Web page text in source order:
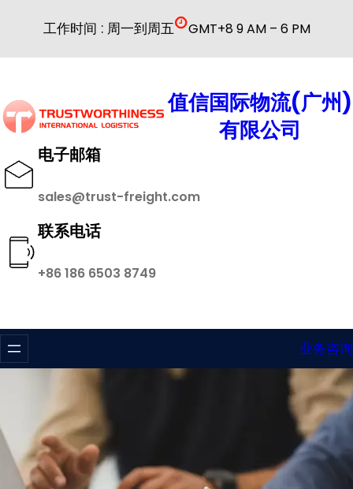
内
工作时间 : 周一到周五 GMT+8 9 AM – 6 PM
值信国际物流(广州)
有限公司
电子邮箱
sales@trust-freight.com
联系电话
+86 186 6503 8749
业务咨询